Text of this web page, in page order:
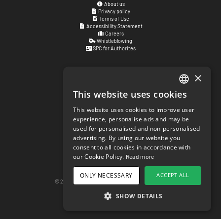
About us
Privacy policy
Terms of Use
Accessibility Statement
Careers
Whistleblowing
SPC for Authorites
Kyrkogatan 17
411 15Göteborg,Sweden
Social links
facebook.com/matchisports
instagram.com/matchisports
MATCHi blog
Cookie Settings
© 2026 matchi.se
ENGLISH
SWEDISH
NORWEGIAN
DANISH
×
This website uses cookies
This website uses cookies to improve user
experience, personalise ads and may be
used for personalised and non-personalised
advertising. By using our website you
consent to all cookies in accordance with
our Cookie Policy. Read more
ACCEPT ALL
ONLY NECESSARY
SHOW DETAILS